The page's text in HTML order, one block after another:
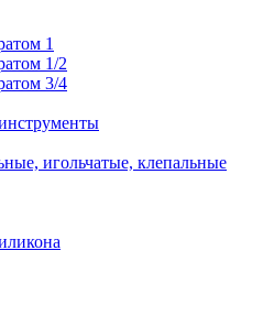
1
1/2
3/4
игольчатые, клепальные